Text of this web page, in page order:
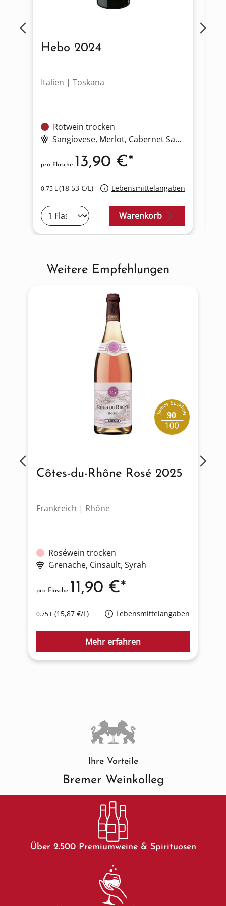
Hebo 2024
Italien | Toskana
Rotwein trocken
Sangiovese, Merlot, Cabernet Sauvignon
0.75 L(18,53 €/L) Lebensmittelangaben
pro Flasche 13,90 €*
Warenkorb
Produktgalerie überspringen
Weitere Empfehlungen
90
Côtes-du-Rhône Rosé 2025
Frankreich | Rhône
Roséwein trocken
Grenache, Cinsault, Syrah
0.75 L(15,87 €/L) Lebensmittelangaben
pro Flasche 11,90 €*
Mehr erfahren
Ihre Vorteile
Bremer Weinkolleg
Über 2.500 Premiumweine & Spirituosen